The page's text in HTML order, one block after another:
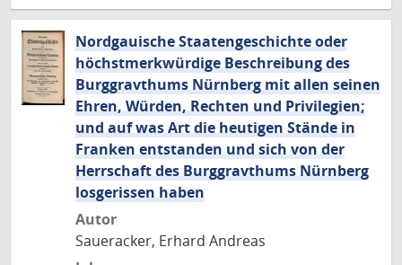
Nordgauische Staatengeschichte oder
höchstmerkwürdige Beschreibung des
Burggravthums Nürnberg mit allen seinen
Ehren, Würden, Rechten und Privilegien;
und auf was Art die heutigen Stände in
Franken entstanden und sich von der
Herrschaft des Burggravthums Nürnberg
losgerissen haben
Autor
Saueracker, Erhard Andreas